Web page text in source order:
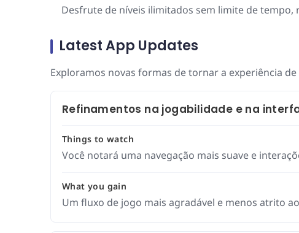
Desfrute de níveis ilimitados sem limite de tempo,
Latest App Updates
Exploramos novas formas de tornar a experiência
Refinamentos na jogabilidade e na
Things to watch
Você notará uma navegação mais suave e
What you gain
Um fluxo de jogo mais agradável e menos atrito